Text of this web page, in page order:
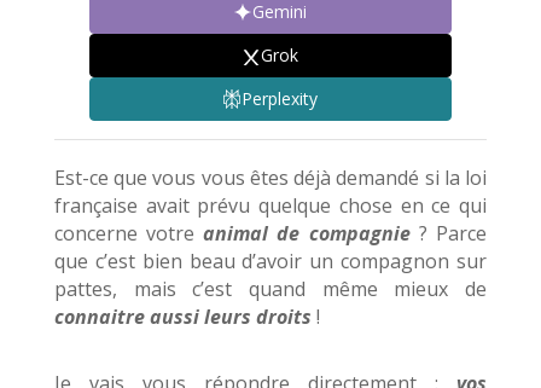
Gemini
Grok
Perplexity
Est-ce que vous vous êtes déjà demandé si la loi
française avait prévu quelque chose en ce qui
concerne votreanimal de compagnie? Parce
que c’est bien beau d’avoir un compagnon sur
pattes, mais c’est quand même mieux de
connaitre aussi leurs droits !
Je vais vous répondre directement : vos